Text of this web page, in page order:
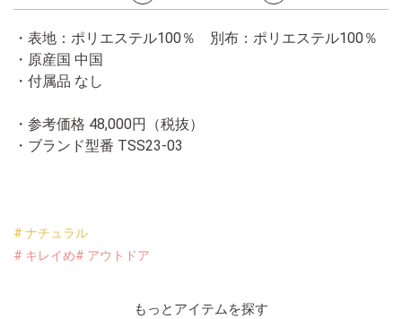
・表地：ポリエステル100％ 別布：ポリエステル100％
・原産国 中国
・付属品 なし
・参考価格 48,000円（税抜）
・ブランド型番 TSS23-03
# ナチュラル
# キレイめ# アウトドア
もっとアイテムを探す